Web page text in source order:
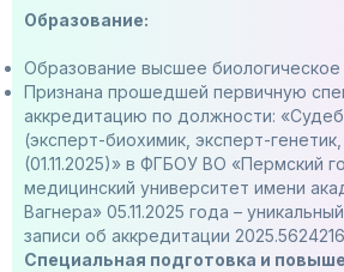
Образование:
Образование высшее биологическое
Признана прошедшей первичную
аккредитацию по должности:
(эксперт-биохимик, эксперт-
(01.11.2025)» в ФГБОУ ВО «Пермский
медицинский университет имени
Вагнера» 05.11.2025 года –
записи об аккредитации 2025.5624216
Специальная подготовка и